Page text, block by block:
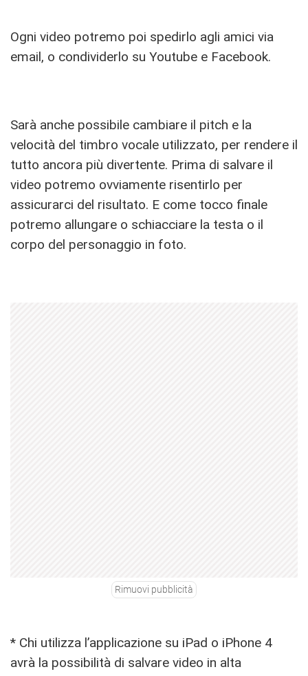
Ogni video potremo poi spedirlo agli amici via
email, o condividerlo su Youtube e Facebook.
Sarà anche possibile cambiare il pitch e la
velocità del timbro vocale utilizzato, per rendere il
tutto ancora più divertente. Prima di salvare il
video potremo ovviamente risentirlo per
assicurarci del risultato. E come tocco finale
potremo allungare o schiacciare la testa o il
corpo del personaggio in foto.
Rimuovi pubblicità
* Chi utilizza l’applicazione su iPad o iPhone 4
avrà la possibilità di salvare video in alta